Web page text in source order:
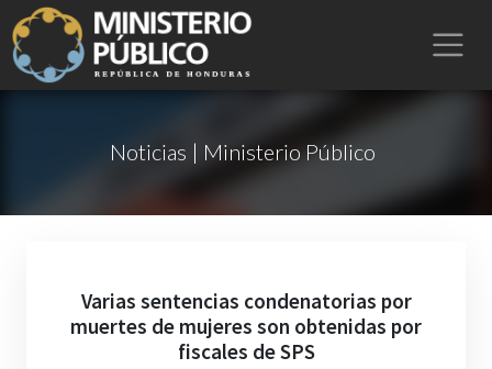
Noticias | Ministerio Público
Varias sentencias condenatorias por
muertes de mujeres son obtenidas por
fiscales de SPS